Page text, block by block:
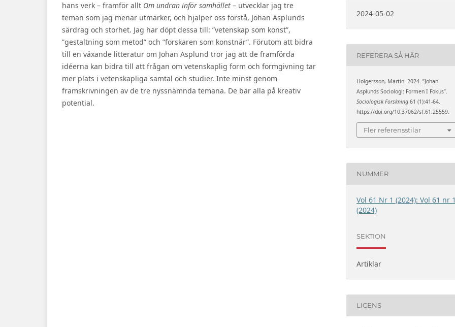
hans verk – framför allt Om undran inför samhället – utvecklar jag tre
teman som jag menar utmärker, och hjälper oss förstå, Johan Asplunds
särdrag och storhet. Jag har döpt dessa till: ”vetenskap som konst”,
”gestaltning som metod” och ”forskaren som konstnär”. Förutom att bidra
till en växande litteratur om Johan Asplund tror jag att de framförda
idéerna kan bidra till att frågan om vetenskaplig form och formgivning tar
mer plats i vetenskapliga samtal och studier. Inte minst genom
framskrivningen av de tre nyssnämnda temana. De bär alla på kreativ
potential.
2024-05-02
REFERERA SÅ HÄR
Holgersson, Martin. 2024. ”Johan
Asplunds Sociologi: Formen I Fokus”.
Sociologisk Forskning 61 (1):41-64.
https://doi.org/10.37062/sf.61.25559.
Fler referensstilar
NUMMER
Vol 61 Nr 1 (2024): Vol 61 nr 1
(2024)
SEKTION
Artiklar
LICENS